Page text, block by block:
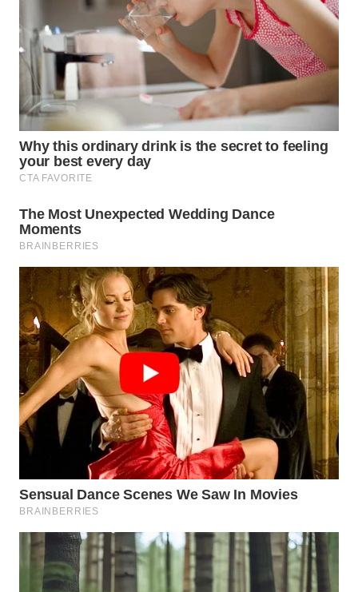
WN
CIREBON
WN
INDRAMAYU
WN
KUNINGAN
WN
MAJALENGKA
WN
SUBANG
WN
SUKABUMI
WN
PURWAKARTA
WN
TIMUR
SEMARANG
WN